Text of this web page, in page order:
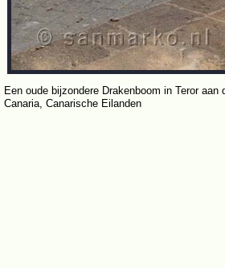
Een oude bijzondere Drakenboom in Teror aan
Canaria, Canarische Eilanden